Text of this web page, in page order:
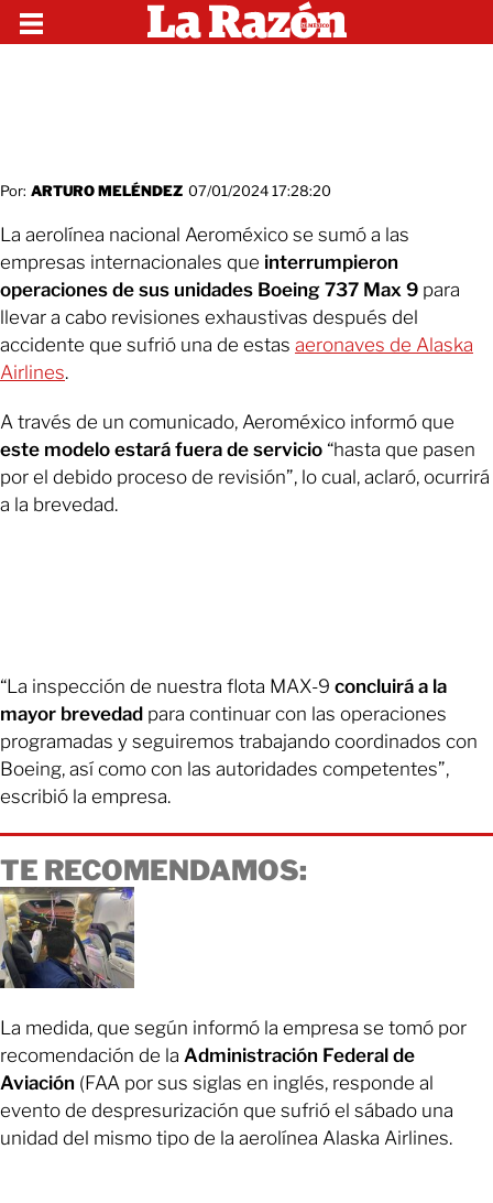
Por: ARTURO MELÉNDEZ 07/01/2024 17:28:20
La aerolínea nacional Aeroméxico se sumó a las
empresas internacionales que interrumpieron
operaciones de sus unidades Boeing 737 Max 9 para
llevar a cabo revisiones exhaustivas después del
accidente que sufrió una de estas aeronaves de Alaska
Airlines.
A través de un comunicado, Aeroméxico informó que
este modelo estará fuera de servicio “hasta que pasen
por el debido proceso de revisión”, lo cual, aclaró, ocurrirá
a la brevedad.
“La inspección de nuestra flota MAX-9 concluirá a la
mayor brevedad para continuar con las operaciones
programadas y seguiremos trabajando coordinados con
Boeing, así como con las autoridades competentes”,
escribió la empresa.
TE RECOMENDAMOS:
La medida, que según informó la empresa se tomó por
recomendación de la Administración Federal de
Aviación (FAA por sus siglas en inglés, responde al
evento de despresurización que sufrió el sábado una
unidad del mismo tipo de la aerolínea Alaska Airlines.